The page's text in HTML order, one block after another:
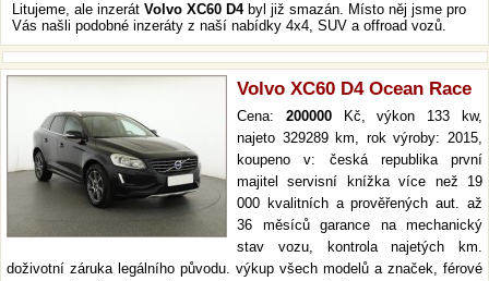
Litujeme, ale inzerát Volvo XC60 D4 byl již smazán. Místo něj jsme pro
Vás našli podobné inzeráty z naší nabídky 4x4, SUV a offroad vozů.
Volvo XC60 D4 Ocean Race
Cena: 200000Kč, výkon 133 kw,
najeto 329289 km, rok výroby: 2015,
koupeno v: česká republika první
majitel servisní knížka více než 19
000 kvalitních a prověřených aut. až
36 měsíců garance na mechanický
stav vozu, kontrola najetých km.
doživotní záruka legálního původu. výkup všech modelů a značek, férové